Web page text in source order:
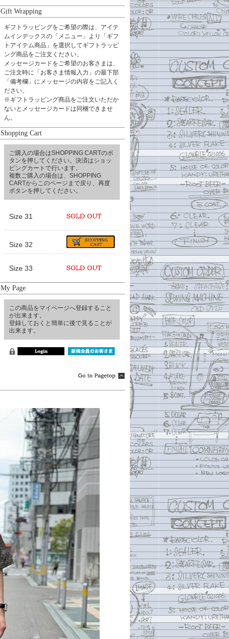
Gift Wrapping
ギフトラッピングをご希望の際は、アイテ
ムインデックスの「メニュー」より「ギフ
トアイテム商品」を選択してギフトラッピ
ング商品をご注文ください。
メッセージカードをご希望のお客さまは、
ご注文時に「お客さま情報入力」の最下部
「備考欄」にメッセージの内容をご記入く
ださい。
※ギフトラッピング商品をご注文いただか
ないとメッセージカードは同梱できませ
ん。
Shopping Cart
ご購入の場合はSHOPPING CARTのボ
タンを押してください。決済はショッ
ピングカートで行います。
複数ご購入の場合は、SHOPPING
CARTからこのページまで戻り、再度
ボタンを押してください。
Size 31
Size 32
Size 33
My Page
この商品をマイページへ登録すること
が出来ます。
登録しておくと簡単に後で見ることが
出来ます。